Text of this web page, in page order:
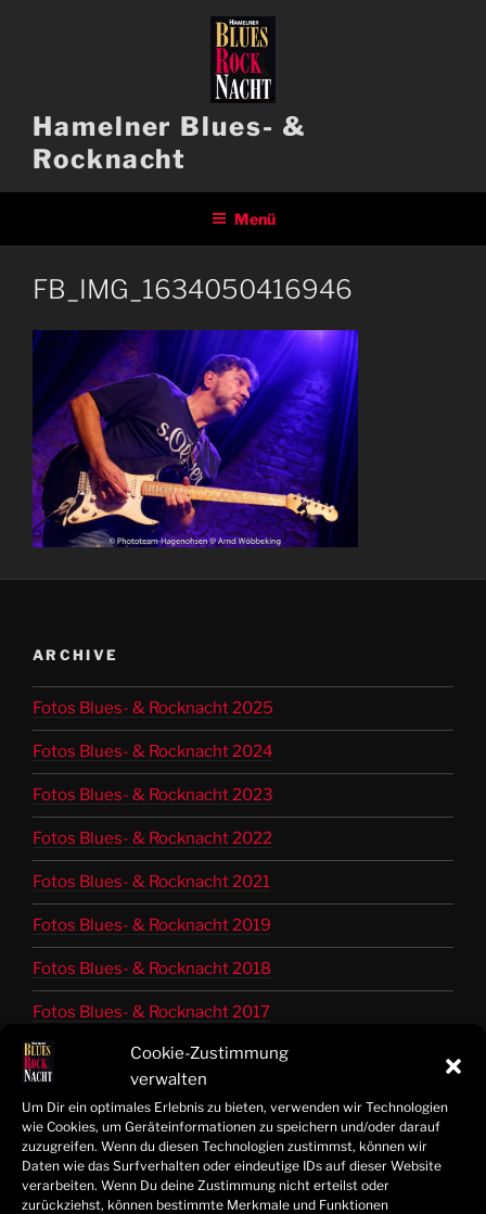
Cookie-Zustimmung
verwalten
Um Dir ein optimales Erlebnis zu bieten, verwenden wir Technologien
wie Cookies, um Geräteinformationen zu speichern und/oder darauf
zuzugreifen. Wenn du diesen Technologien zustimmst, können wir
Daten wie das Surfverhalten oder eindeutige IDs auf dieser Website
verarbeiten. Wenn Du deine Zustimmung nicht erteilst oder
zurückziehst, können bestimmte Merkmale und Funktionen
Hamelner Blues- &
Rocknacht
Menü
FB_IMG_1634050416946
ARCHIVE
Fotos Blues- & Rocknacht 2025
Fotos Blues- & Rocknacht 2024
Fotos Blues- & Rocknacht 2023
Fotos Blues- & Rocknacht 2022
Fotos Blues- & Rocknacht 2021
Fotos Blues- & Rocknacht 2019
Fotos Blues- & Rocknacht 2018
Fotos Blues- & Rocknacht 2017
Fotos Blues- & Rocknacht 2016
Fotos Blues- & Rocknacht 2015
Fotos Blues- & Rocknacht 2014
Bandinfos 2014 bis 2025